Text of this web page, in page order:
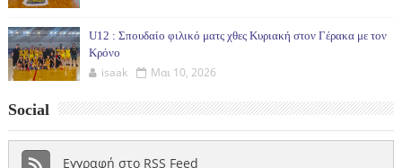
U12 : Σπουδαίο φιλικό ματς χθες Κυριακή στον Γέρακα με τον
Κρόνο
isaak Μαι 10, 2026
Social
Εγγραφή στο RSS Feed